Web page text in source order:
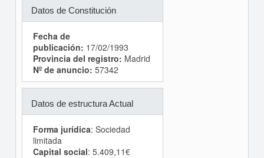
Datos de Constitución
Fecha de
publicación: 17/02/1993
Provincia del registro: Madrid
Nº de anuncio: 57342
Datos de estructura Actual
Forma jurídica: Sociedad
limitada
Capital social: 5.409,11€